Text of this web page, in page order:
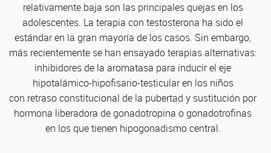
relativamente baja son las principales quejas en los
adolescentes. La terapia con testosterona ha sido el
estándar en la gran mayoría de los casos. Sin embargo,
más recientemente se han ensayado terapias alternativas:
inhibidores de la aromatasa para inducir el eje
hipotalámico-hipofisario-testicular en los niños
con retraso constitucional de la pubertad y sustitución por
hormona liberadora de gonadotropina o gonadotrofinas
en los que tienen hipogonadismo central.